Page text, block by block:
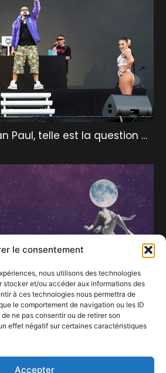
le consentement
nous utilisons des technologies
stocker et/ou accéder aux informations des
à ces technologies nous permettra de
le comportement de navigation ou les ID
ne pas consentir ou de retirer son
effet négatif sur certaines caractéristiques
Accepter
Paul, telle est la question …
– Salle Marni à Ixelles –